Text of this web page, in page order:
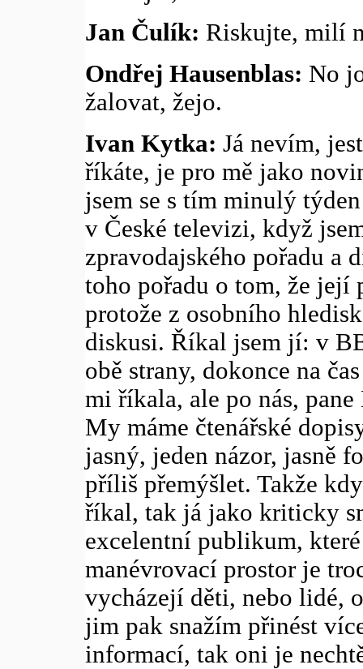
Jan Čulík: Riskujte, milí
Ondřej Hausenblas: No
žalovat, žejo.
Ivan Kytka: Já nevím,
říkáte, je pro mě jako
jsem se s tím minulý
v České televizi, když
zpravodajského pořadu a
toho pořadu o tom, že její
protože z osobního
diskusi. Říkal jsem jí: v
obě strany, dokonce na
mi říkala, ale po nás,
My máme čtenářské
jasný, jeden názor, jasně
příliš přemýšlet. Takže
říkal, tak já jako kriticky
excelentní publikum,
manévrovací prostor je
vycházejí děti, nebo lidé,
jim pak snažím přinést
informací, tak oni je